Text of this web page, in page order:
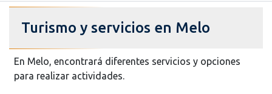
Turismo y servicios en Melo
En Melo, encontrará diferentes servicios y opciones
para realizar actividades.